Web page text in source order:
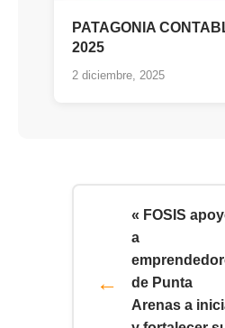
PATAGONIA
2025
2 diciembre, 2025
« FOSIS
a
de Punta
Arenas a